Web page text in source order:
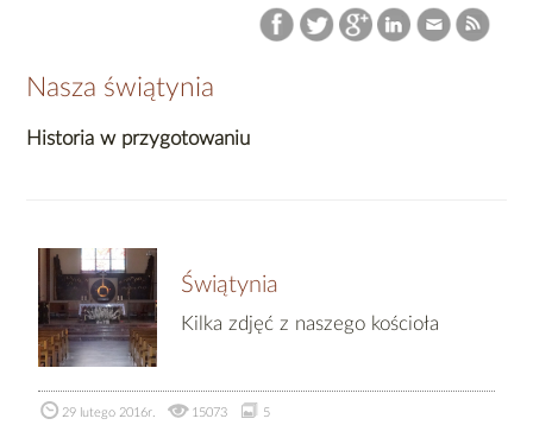
Nasza świątynia
Historia w przygotowaniu
Świątynia
Kilka zdjęć z naszego kościoła
29 lutego 2016r. 15073 5